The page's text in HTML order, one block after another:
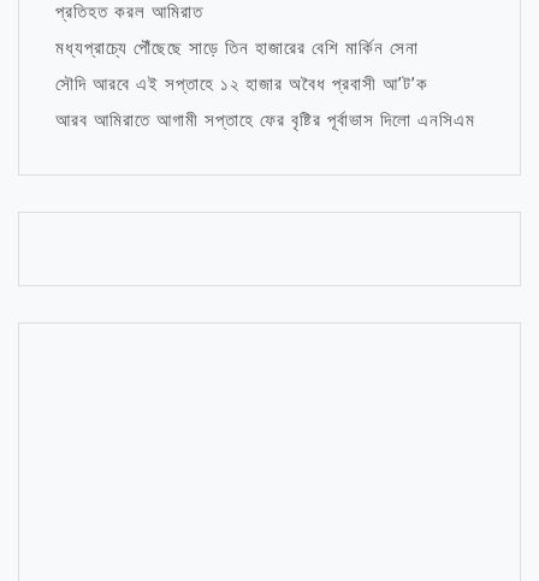
প্রতিহত করল আমিরাত
মধ্যপ্রাচ্যে পৌঁছেছে সাড়ে তিন হাজারের বেশি মার্কিন সেনা
সৌদি আরবে এই সপ্তাহে ১২ হাজার অবৈধ প্রবাসী আ’ট’ক
আরব আমিরাতে আগামী সপ্তাহে ফের বৃষ্টির পূর্বাভাস দিলো এনসিএম